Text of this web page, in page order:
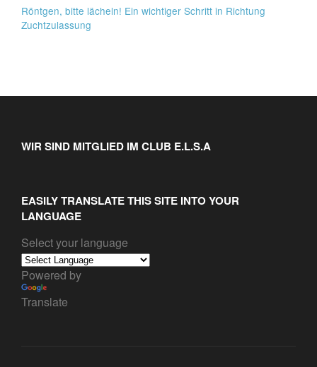
Röntgen, bitte lächeln! Ein wichtiger Schritt in Richtung
Zuchtzulassung
WIR SIND MITGLIED IM CLUB E.L.S.A
EASILY TRANSLATE THIS SITE INTO YOUR
LANGUAGE
Select your language
Powered by
Translate